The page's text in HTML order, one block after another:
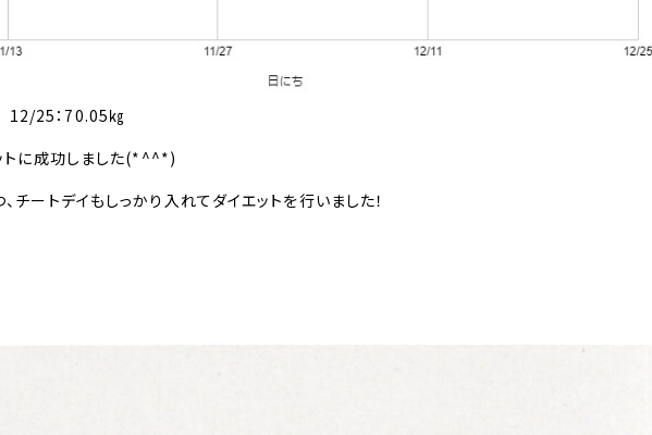
25：70.05㎏
トに成功しました(*^^*)
チートデイもしっかり入れてダイエットを行いました！